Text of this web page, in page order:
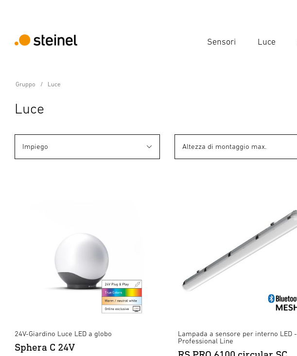
Sensori Luce
Gruppo Luce
Luce
Impiego Altezza di montaggio max.
24V-Giardino Luce LED a globo
Sphera C 24V
Lampada a sensore per interno LED -
Professional Line